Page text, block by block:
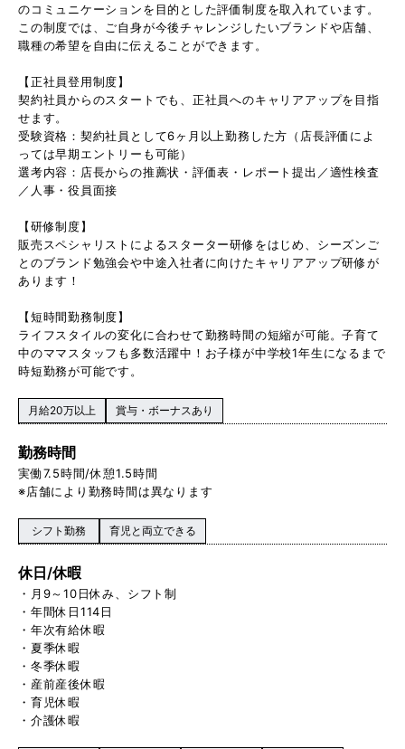
のコミュニケーションを目的とした評価制度を取入れています。
この制度では、ご自身が今後チャレンジしたいブランドや店舗、
職種の希望を自由に伝えることができます。
【正社員登用制度】
契約社員からのスタートでも、正社員へのキャリアアップを目指
せます。
受験資格：契約社員として6ヶ月以上勤務した方（店長評価によ
っては早期エントリーも可能）
選考内容：店長からの推薦状・評価表・レポート提出／適性検査
／人事・役員面接
【研修制度】
販売スペシャリストによるスターター研修をはじめ、シーズンご
とのブランド勉強会や中途入社者に向けたキャリアアップ研修が
あります！
【短時間勤務制度】
ライフスタイルの変化に合わせて勤務時間の短縮が可能。子育て
中のママスタッフも多数活躍中！お子様が中学校1 年生になるまで
時短勤務が可能です。
月給20万以上 賞与・ボーナスあり
勤務時間
実働 7.5時間/休憩1.5時間
※店舗により勤務時間は異なります
シフト勤務 育児と両立できる
休日/休暇
・月9～10日休み、シフト制
・年間休日114日
・年次有給休暇
・夏季休暇
・冬季休暇
・産前産後休暇
・育児休暇
・介護休暇